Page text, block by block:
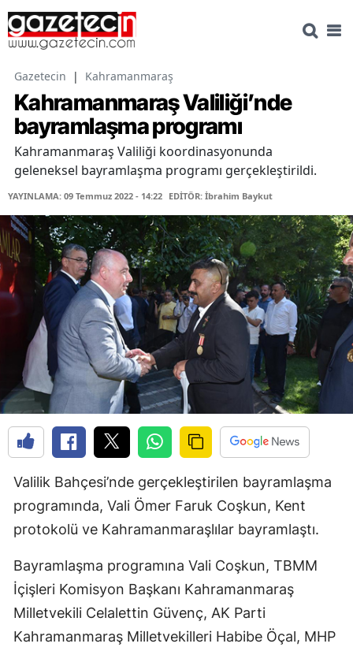
Gazetecin | Kahramanmaraş
Kahramanmaraş Valiliği’nde
bayramlaşma programı
Kahramanmaraş Valiliği koordinasyonunda
geleneksel bayramlaşma programı gerçekleştirildi.
YAYINLAMA: 09 Temmuz 2022 - 14:22 EDİTÖR: İbrahim Baykut
Valilik Bahçesi’nde gerçekleştirilen bayramlaşma
programında, Vali Ömer Faruk Coşkun, Kent
protokolü ve Kahramanmaraşlılar bayramlaştı.
Bayramlaşma programına Vali Coşkun, TBMM
İçişleri Komisyon Başkanı Kahramanmaraş
Milletvekili Celalettin Güvenç, AK Parti
Kahramanmaraş Milletvekilleri Habibe Öçal, MHP